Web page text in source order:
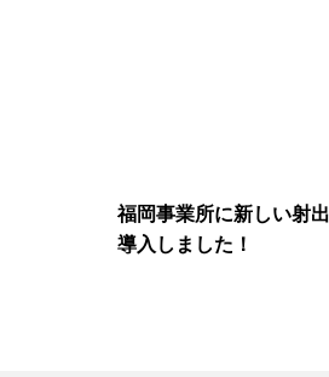
福岡事業所に新しい射
導入しました！